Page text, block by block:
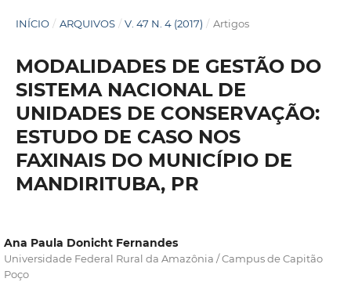
INÍCIO / ARQUIVOS / V. 47 N. 4 (2017) / Artigos
MODALIDADES DE GESTÃO DO
SISTEMA NACIONAL DE
UNIDADES DE CONSERVAÇÃO:
ESTUDO DE CASO NOS
FAXINAIS DO MUNICÍPIO DE
MANDIRITUBA, PR
Ana Paula Donicht Fernandes
Universidade Federal Rural da Amazônia / Campus de Capitão
Poço